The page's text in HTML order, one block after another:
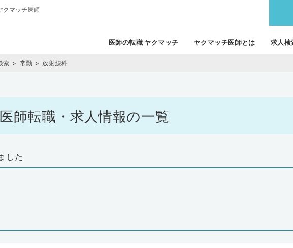
クマッチ医師
医師の転職 ヤクマッチ ヤクマッチ医師とは 求人検
索 常勤 放射線科
師転職・求人情報の一覧
した